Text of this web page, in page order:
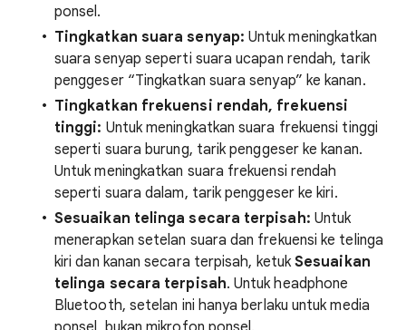
ponsel.
Tingkatkan suara senyap: Untuk meningkatkan
suara senyap seperti suara ucapan rendah, tarik
penggeser “Tingkatkan suara senyap” ke kanan.
Tingkatkan frekuensi rendah, frekuensi
tinggi: Untuk meningkatkan suara frekuensi tinggi
seperti suara burung, tarik penggeser ke kanan.
Untuk meningkatkan suara frekuensi rendah
seperti suara dalam, tarik penggeser ke kiri.
Sesuaikan telinga secara terpisah: Untuk
menerapkan setelan suara dan frekuensi ke telinga
kiri dan kanan secara terpisah, ketukSesuaikan
telinga secara terpisah. Untuk headphone
Bluetooth, setelan ini hanya berlaku untuk media